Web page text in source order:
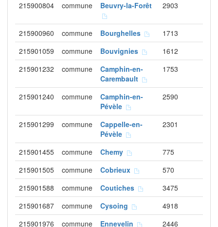
215900804
commune Beuvry-la-Forêt 2903
215900960 commune Bourghelles
1713
215901059
commune Bouvignies
1612
215901232
commune
Camphin-en-
Carembault
1753
215901240 commune
Camphin-en-
Pévèle
2590
215901299 commune
Cappelle-en-
Pévèle
2301
215901455 commune Chemy
775
215901505
commune Cobrieux
570
215901588
commune Coutiches
3475
215901687
commune Cysoing
4918
215901976
commune Ennevelin
2446